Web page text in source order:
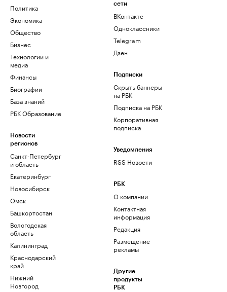
Политика
Экономика
Общество
Бизнес
Технологии и
медиа
Финансы
Биографии
База знаний
РБК Образование
Новости
регионов
Санкт-Петербург
и область
Екатеринбург
Новосибирск
Омск
Башкортостан
Вологодская
область
Калининград
Краснодарский
край
Нижний
Новгород
сети
ВКонтакте
Одноклассники
Telegram
Дзен
Подписки
Скрыть баннеры
на РБК
Подписка на РБК
Корпоративная
подписка
Уведомления
RSS Новости
РБК
О компании
Контактная
информация
Редакция
Размещение
рекламы
Другие
продукты
РБК